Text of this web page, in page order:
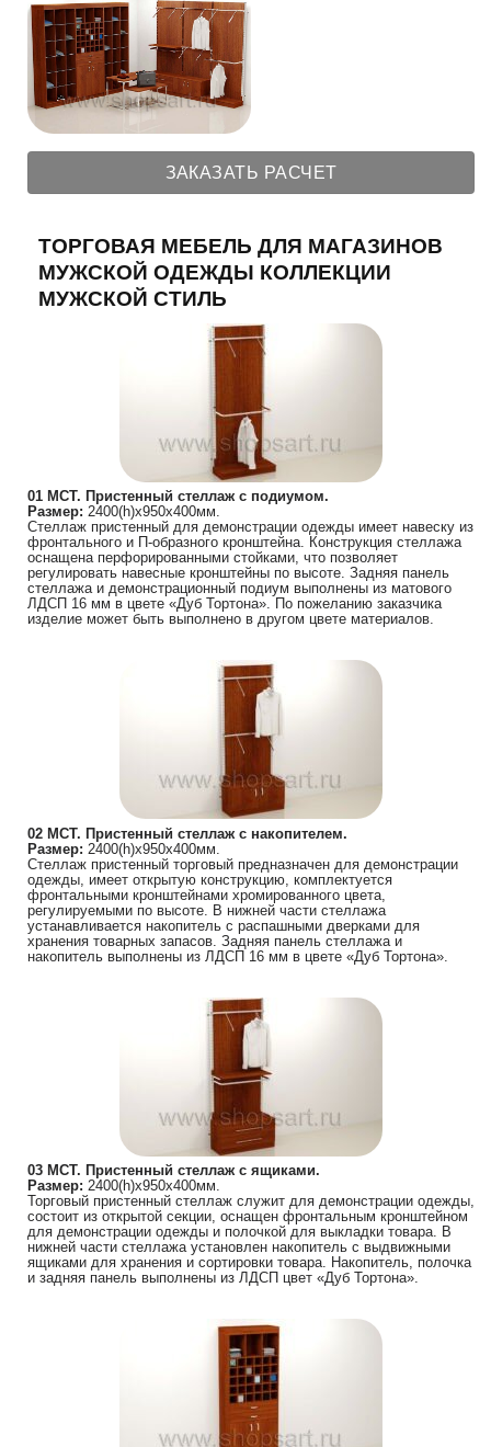
ЗАКАЗАТЬ РАСЧЕТ
ТОРГОВАЯ МЕБЕЛЬ ДЛЯ МАГАЗИНОВ
МУЖСКОЙ ОДЕЖДЫ КОЛЛЕКЦИИ
МУЖСКОЙ СТИЛЬ
01 МСТ. Пристенный стеллаж с подиумом.
Размер: 2400(h)х950х400мм.
Стеллаж пристенный для демонстрации одежды имеет навеску из
фронтального и П-образного кронштейна. Конструкция стеллажа
оснащена перфорированными стойками, что позволяет
регулировать навесные кронштейны по высоте. Задняя панель
стеллажа и демонстрационный подиум выполнены из матового
ЛДСП 16 мм в цвете «Дуб Тортона». По пожеланию заказчика
изделие может быть выполнено в другом цвете материалов.
02 МСТ. Пристенный стеллаж с накопителем.
Размер: 2400(h)х950х400мм.
Стеллаж пристенный торговый предназначен для демонстрации
одежды, имеет открытую конструкцию, комплектуется
фронтальными кронштейнами хромированного цвета,
регулируемыми по высоте. В нижней части стеллажа
устанавливается накопитель с распашными дверками для
хранения товарных запасов. Задняя панель стеллажа и
накопитель выполнены из ЛДСП 16 мм в цвете «Дуб Тортона».
03 МСТ. Пристенный стеллаж с ящиками.
Размер: 2400(h)х950х400мм.
Торговый пристенный стеллаж служит для демонстрации одежды,
состоит из открытой секции, оснащен фронтальным кронштейном
для демонстрации одежды и полочкой для выкладки товара. В
нижней части стеллажа установлен накопитель с выдвижными
ящиками для хранения и сортировки товара. Накопитель, полочка
и задняя панель выполнены из ЛДСП цвет «Дуб Тортона».